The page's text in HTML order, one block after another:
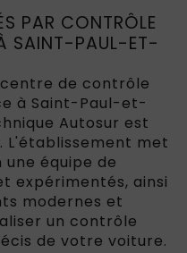
PAR CONTRÔLE
SAINT-PAUL-ET-
de contrôle
à Saint-Paul-et-
Autosur est
L'établissement met
équipe de
expérimentés, ainsi
modernes et
un contrôle
de votre voiture.